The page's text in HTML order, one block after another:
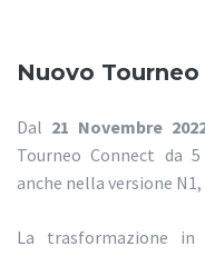
Nuovo
Dal 21 Novembre
Tourneo Connect da
anche nella versione
La trasformazione in